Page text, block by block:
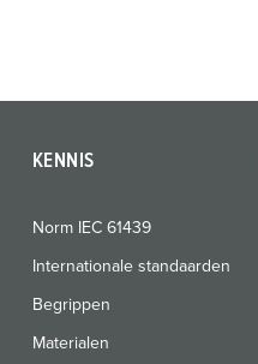
KENNIS
Norm IEC 61439
Internationale standaarden
Begrippen
Materialen